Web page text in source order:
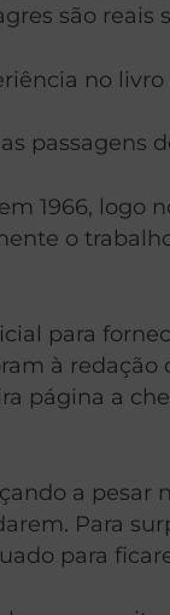
são reais
no
passagens
1966, logo
o
para
à
página a
a
Para
para